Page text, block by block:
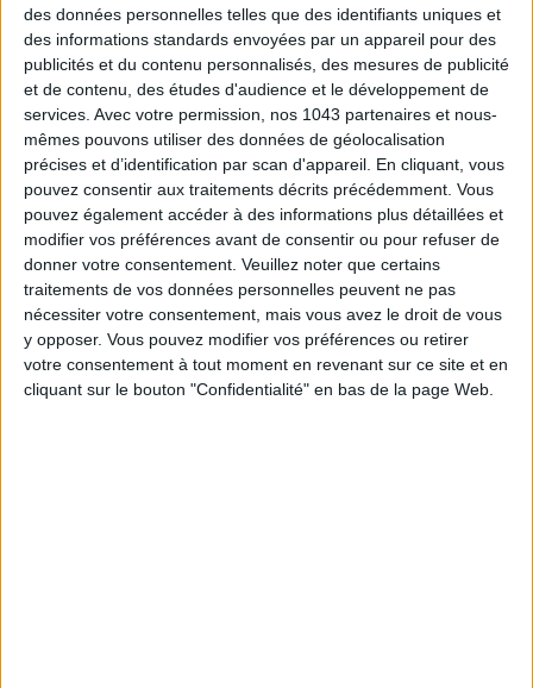
des données personnelles telles que des identifiants uniques et
des informations standards envoyées par un appareil pour des
publicités et du contenu personnalisés, des mesures de publicité
et de contenu, des études d'audience et le développement de
services. Avec votre permission, nos 1043 partenaires et nous-
mêmes pouvons utiliser des données de géolocalisation
précises et d’identification par scan d'appareil. En cliquant, vous
pouvez consentir aux traitements décrits précédemment. Vous
pouvez également accéder à des informations plus détaillées et
modifier vos préférences avant de consentir ou pour refuser de
donner votre consentement. Veuillez noter que certains
traitements de vos données personnelles peuvent ne pas
nécessiter votre consentement, mais vous avez le droit de vous
y opposer. Vous pouvez modifier vos préférences ou retirer
votre consentement à tout moment en revenant sur ce site et en
cliquant sur le bouton "Confidentialité" en bas de la page Web.
UNE EXPO SUR LES JOUETS DE NOTRE ENFANCE !